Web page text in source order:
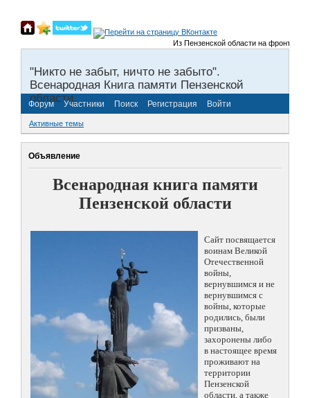
Из Пензенской области на фронты
"Никто не забыт, ничто не забыто".
Всенародная Книга памяти Пензенской
области.
Форум Участники Поиск Регистрация Войти
Активные темы
Объявление
Всенародная книга памяти
Пензенской области
Сайт посвящается
воинам Великой
Отечественной
войны,
вернувшимся и не
вернувшимся с
войны, которые
родились, были
призваны,
захоронены либо
в настоящее время
проживают на
территории
Пензенской
области, а также